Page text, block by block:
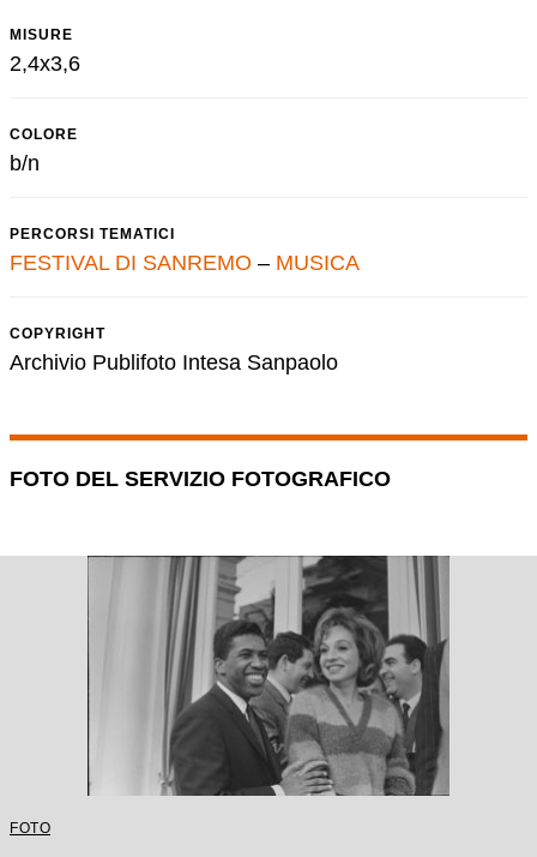
MISURE
2,4x3,6
COLORE
b/n
PERCORSI TEMATICI
FESTIVAL DI SANREMO – MUSICA
COPYRIGHT
Archivio Publifoto Intesa Sanpaolo
FOTO DEL SERVIZIO FOTOGRAFICO
FOTO